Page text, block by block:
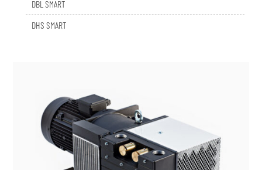
DHS SMART